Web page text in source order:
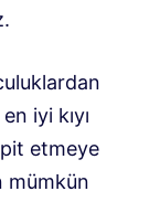
iyi kıyı
etmeye
mümkün